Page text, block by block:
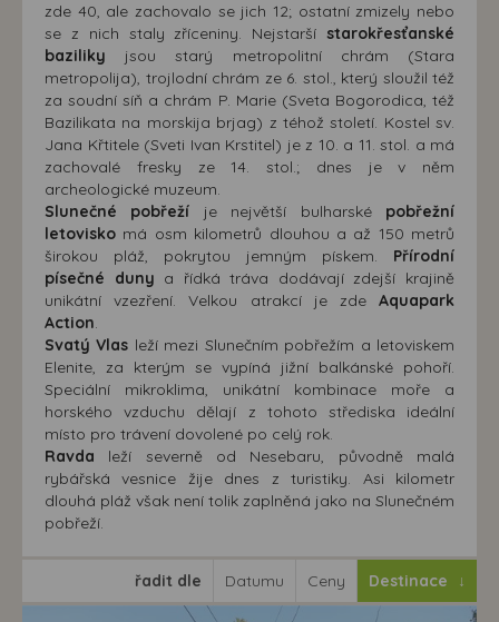
zde 40, ale zachovalo se jich 12; ostatní zmizely nebo
se z nich staly zříceniny. Nejstarší starokřesťanské
baziliky jsou starý metropolitní chrám (Stara
metropolija), trojlodní chrám ze 6. stol., který sloužil též
za soudní síň a chrám P. Marie (Sveta Bogorodica, též
Bazilikata na morskija brjag) z téhož století. Kostel sv.
Jana Křtitele (Sveti Ivan Krstitel) je z 10. a 11. stol. a má
zachovalé fresky ze 14. stol.; dnes je v něm
archeologické muzeum.
Slunečné pobřeží je největší bulharské pobřežní
letovisko má osm kilometrů dlouhou a až 150 metrů
širokou pláž, pokrytou jemným pískem. Přírodní
písečné duny a řídká tráva dodávají zdejší krajině
unikátní vzezření. Velkou atrakcí je zde Aquapark
Action.
Svatý Vlas leží mezi Slunečním pobřežím a letoviskem
Elenite, za kterým se vypíná jižní balkánské pohoří.
Speciální mikroklima, unikátní kombinace moře a
horského vzduchu dělají z tohoto střediska ideální
místo pro trávení dovolené po celý rok.
Ravda leží severně od Nesebaru, původně malá
rybářská vesnice žije dnes z turistiky. Asi kilometr
dlouhá pláž však není tolik zaplněná jako na Slunečném
pobřeží.
řadit dle Datumu Ceny Destinace